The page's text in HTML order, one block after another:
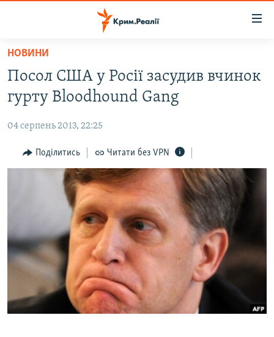
Перейти
основного
матеріалу
Перейти
до
навігації
Перейти
ВОДА.КРИМ
ВІДЕО ТА ФОТО
ПОЛІТИКА
БЛОГИ
ВСЕ ЗА ДЕНЬ
СПЕЦПРОЕКТИ
ДЕПОРТАЦІЯ
ВІДЕОУРОКИ «ELIFBE»
СВІДЧЕННЯ ОКУПАЦІЇ
ЯК ОБІЙТИ БЛОКУВАННЯ
Русский
Qırımtatar
НОВИНИ
Посол США у Росії засудив вчинок
гурту Bloodhound Gang
04 серпень 2013, 22:25
Поділитись Читати без VPN